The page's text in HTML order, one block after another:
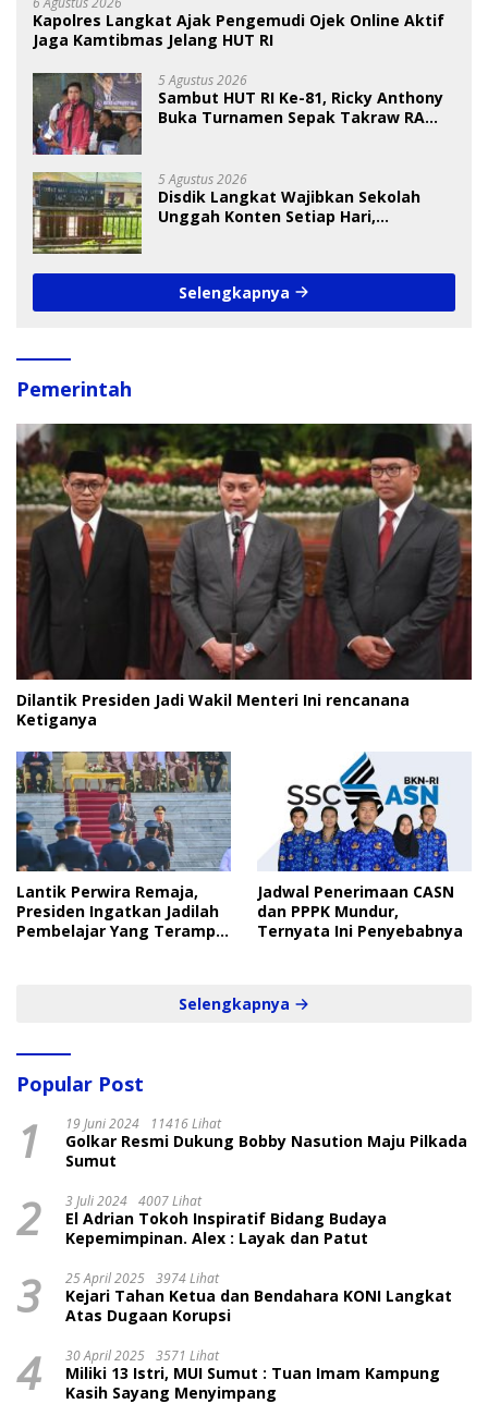
Kapolres Langkat Ajak Pengemudi Ojek Online Aktif
Jaga Kamtibmas Jelang HUT RI
5 Agustus 2026
Sambut HUT RI Ke-81, Ricky Anthony
Buka Turnamen Sepak Takraw RA
5 Agustus 2026
Disdik Langkat Wajibkan Sekolah
Unggah Konten Setiap Hari,
Selengkapnya
Pemerintah
Dilantik Presiden Jadi Wakil Menteri Ini rencanana
Ketiganya
Lantik Perwira Remaja,
Presiden Ingatkan Jadilah
Pembelajar Yang Terampil
Jadwal Penerimaan CASN
dan PPPK Mundur,
Ternyata Ini Penyebabnya
Selengkapnya
Popular Post
1 19 Juni 2024 11416 Lihat
Golkar Resmi Dukung Bobby Nasution Maju Pilkada
Sumut
2 3 Juli 2024 4007 Lihat
El Adrian Tokoh Inspiratif Bidang Budaya
Kepemimpinan. Alex : Layak dan Patut
3 25 April 2025 3974 Lihat
Kejari Tahan Ketua dan Bendahara KONI Langkat
Atas Dugaan Korupsi
4 30 April 2025 3571 Lihat
Miliki 13 Istri, MUI Sumut : Tuan Imam Kampung
Kasih Sayang Menyimpang